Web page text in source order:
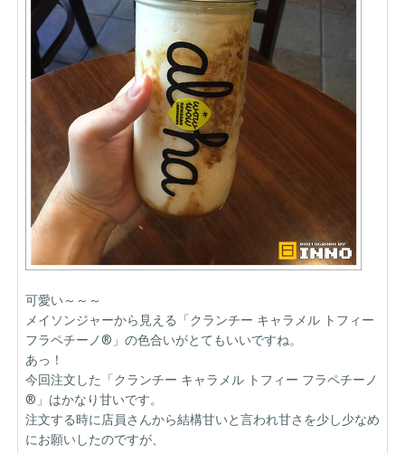
可愛い～～～
メイソンジャーから見える「クランチー キャラメル トフィー
フラペチーノ®」の色合いがとてもいいですね。
あっ！
今回注文した「クランチー キャラメル トフィー フラペチーノ
®」はかなり甘いです。
注文する時に店員さんから結構甘いと言われ甘さを少し少なめ
にお願いしたのですが、